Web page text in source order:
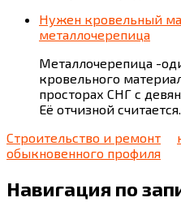
Нужен кровельный
металлочерепица
Металлочерепица -
кровельного
просторах СНГ с
Её отчизной
Строительство и ремонт
обыкновенного профиля
Навигация по